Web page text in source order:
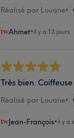
Réalisé par Louane•
Ahmet•il y a 13 jours
Très bien.
Réalisé par Louane•
Jean-François•il y a